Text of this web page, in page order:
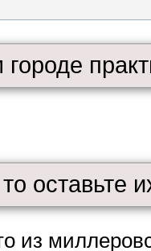
оставьте
из